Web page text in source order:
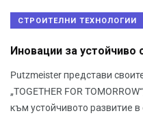
СТРОИТЕЛНИ ТЕХНОЛОГИИ
Иновации за устойчиво
Putzmeister представи
„TOGETHER FOR
към устойчивото развитие